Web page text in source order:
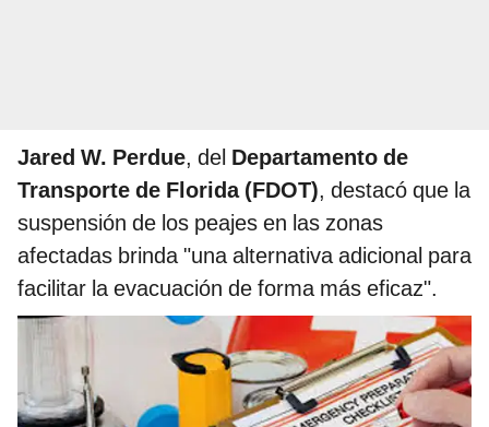
Jared W. Perdue, del Departamento de
Transporte de Florida (FDOT), destacó que la
suspensión de los peajes en las zonas
afectadas brinda "una alternativa adicional para
facilitar la evacuación de forma más eficaz".